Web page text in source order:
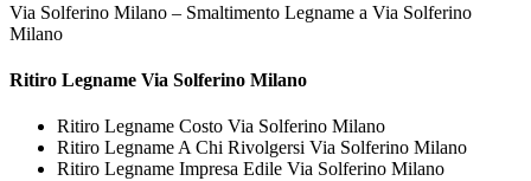
Via Solferino Milano – Smaltimento Legname a Via Solferino
Milano
Ritiro Legname Via Solferino Milano
Ritiro Legname Costo Via Solferino Milano
Ritiro Legname A Chi Rivolgersi Via Solferino Milano
Ritiro Legname Impresa Edile Via Solferino Milano